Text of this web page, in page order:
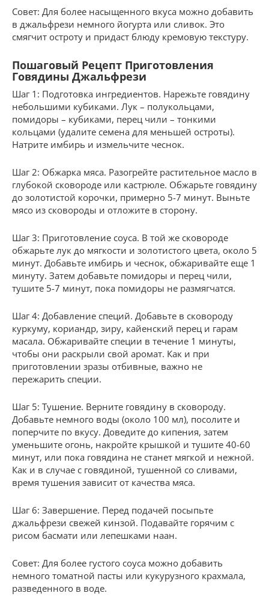
Совет: Для более насыщенного вкуса можно добавить
в джальфрези немного йогурта или сливок. Это
смягчит остроту и придаст блюду кремовую текстуру.
Пошаговый Рецепт Приготовления
Говядины Джальфрези
Шаг 1: Подготовка ингредиентов. Нарежьте говядину
небольшими кубиками. Лук – полукольцами,
помидоры – кубиками, перец чили – тонкими
кольцами (удалите семена для меньшей остроты).
Натрите имбирь и измельчите чеснок.
Шаг 2: Обжарка мяса. Разогрейте растительное масло в
глубокой сковороде или кастрюле. Обжарьте говядину
до золотистой корочки, примерно 5-7 минут. Выньте
мясо из сковороды и отложите в сторону.
Шаг 3: Приготовление соуса. В той же сковороде
обжарьте лук до мягкости и золотистого цвета, около 5
минут. Добавьте имбирь и чеснок, обжаривайте еще 1
минуту. Затем добавьте помидоры и перец чили,
тушите 5-7 минут, пока помидоры не размягчатся.
Шаг 4: Добавление специй. Добавьте в сковороду
куркуму, кориандр, зиру, кайенский перец и гарам
масала. Обжаривайте специи в течение 1 минуты,
чтобы они раскрыли свой аромат. Как и при
приготовлении зразы отбивные, важно не
пережарить специи.
Шаг 5: Тушение. Верните говядину в сковороду.
Добавьте немного воды (около 100 мл), посолите и
поперчите по вкусу. Доведите до кипения, затем
уменьшите огонь, накройте крышкой и тушите 40-60
минут, или пока говядина не станет мягкой и нежной.
Как и в случае с говядиной, тушенной со сливами,
время тушения зависит от качества мяса.
Шаг 6: Завершение. Перед подачей посыпьте
джальфрези свежей кинзой. Подавайте горячим с
рисом басмати или лепешками наан.
Совет: Для более густого соуса можно добавить
немного томатной пасты или кукурузного крахмала,
разведенного в воде.